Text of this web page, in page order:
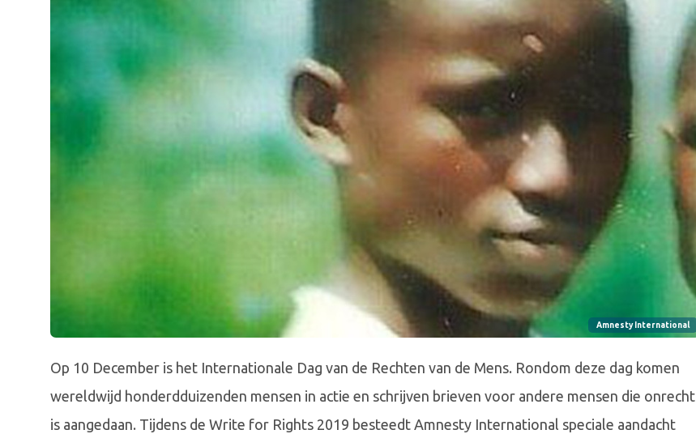
Amnesty International
Op 10 December is het Internationale Dag van de Rechten van de Mens. Rondom deze dag komen
wereldwijd honderdduizenden mensen in actie en schrijven brieven voor andere mensen die onrecht
is aangedaan. Tijdens de Write for Rights 2019 besteedt Amnesty International speciale aandacht